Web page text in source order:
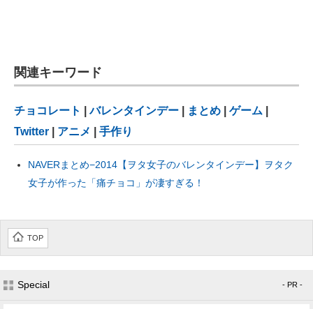
関連キーワード
チョコレート |バレンタインデー まとめ ゲーム
Twitter
アニメ 手作り
NAVERまとめ−2014【ヲタ女子のバレンタインデー】ヲタク
女子が作った「痛チョコ」が凄すぎる！
TOP
Special - PR -